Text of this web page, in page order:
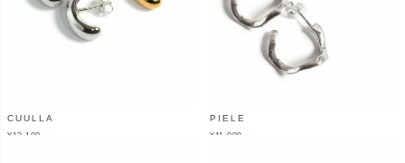
CUULLA
¥ 12,100
PIELE
¥ 11,000